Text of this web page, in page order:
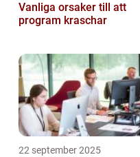
Vanliga orsaker till att
program kraschar
22 september 2025